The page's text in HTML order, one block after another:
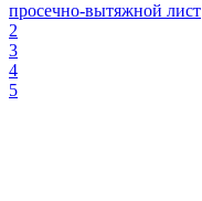
просечно-вытяжной лист
2
3
4
5